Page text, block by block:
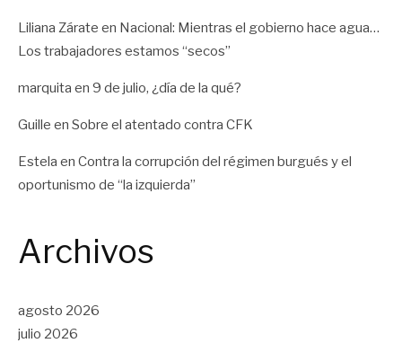
Liliana Zárate en Nacional: Mientras el gobierno hace agua…
Los trabajadores estamos “secos”
marquita en 9 de julio, ¿día de la qué?
Guille en Sobre el atentado contra CFK
Estela en Contra la corrupción del régimen burgués y el
oportunismo de “la izquierda”
Archivos
agosto 2026
julio 2026